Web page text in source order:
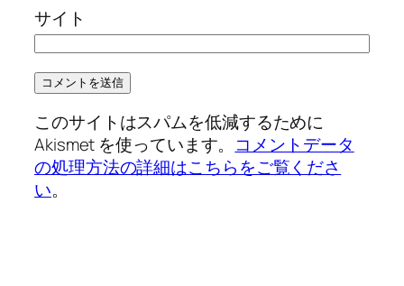
サイト
このサイトはスパムを低減するために
Akismet を使っています。 コメントデータ
の処理方法の詳細はこちらをご覧くださ
い。